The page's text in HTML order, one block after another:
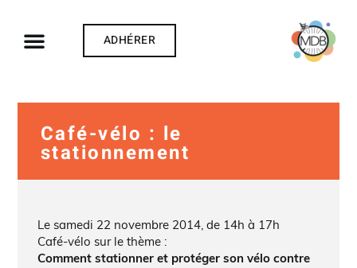
ADHÉRER
Café-vélo : le
stationnement
Le samedi 22 novembre 2014, de 14h à 17h
Café-vélo sur le thème :
Comment stationner et protéger son vélo contre